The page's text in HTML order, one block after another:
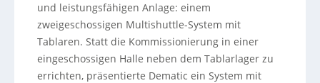
und leistungsfähigen Anlage: einem
zweigeschossigen Multishuttle-System mit
Tablaren. Statt die Kommissionierung in einer
eingeschossigen Halle neben dem Tablarlager zu
errichten, präsentierte Dematic ein System mit